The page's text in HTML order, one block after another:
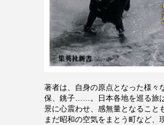
著者は、自身の原点となった様々
保、銚子……。日本各地を巡る旅
景に心震わせ、感無量となること
まだ昭和の空気をまとう町など